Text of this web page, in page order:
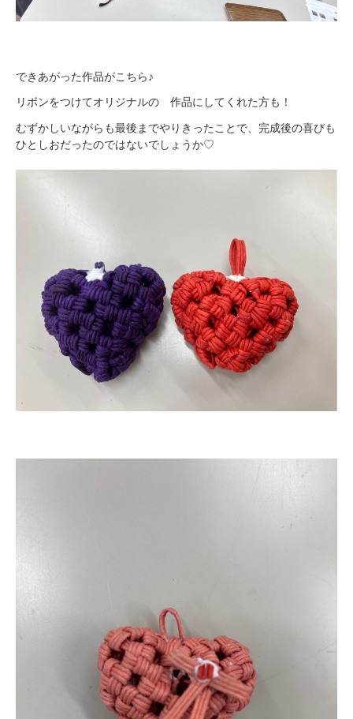
できあがった作品がこちら♪
リボンをつけてオリジナルの 作品にしてくれた方も！
むずかしいながらも最後までやりきったことで、完成後の喜びも
ひとしおだったのではないでしょうか♡